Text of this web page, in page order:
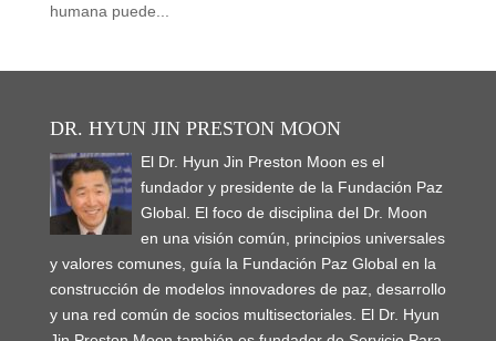
humana puede...
DR. HYUN JIN PRESTON MOON
El Dr. Hyun Jin Preston Moon es el
fundador y presidente de la Fundación Paz
Global. El foco de disciplina del Dr. Moon
en una visión común, principios universales
y valores comunes, guía la Fundación Paz Global en la
construcción de modelos innovadores de paz, desarrollo
y una red común de socios multisectoriales. El Dr. Hyun